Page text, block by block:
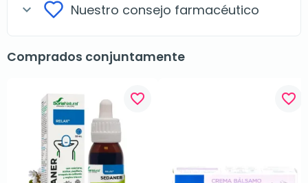
expand_more Nuestro consejo farmacéutico
Comprados conjuntamente
favorite_border favorite_border